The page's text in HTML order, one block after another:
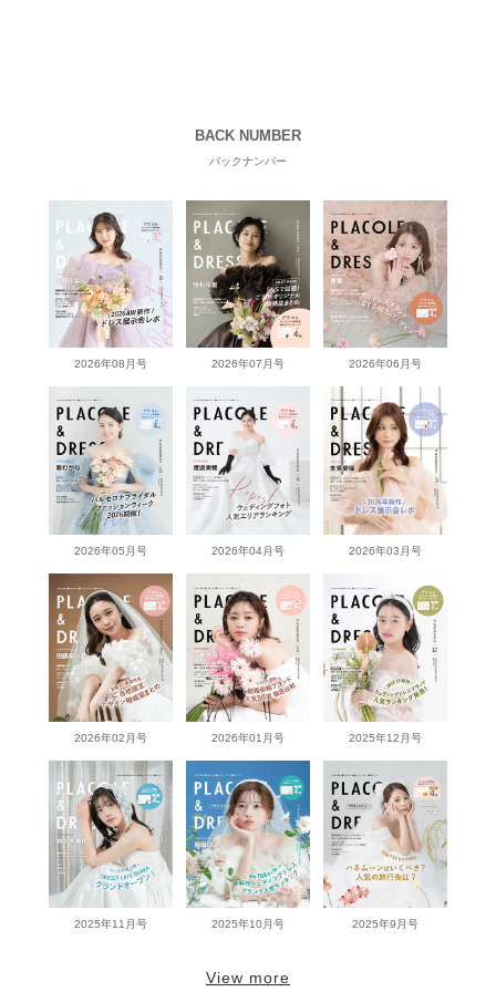
BACK NUMBER
バックナンバー
2026年08月号 2026年07月号 2026年06月号
2026年05月号 2026年04月号 2026年03月号
2026年02月号 2026年01月号 2025年12月号
2025年11月号 2025年10月号 2025年9月号
View more